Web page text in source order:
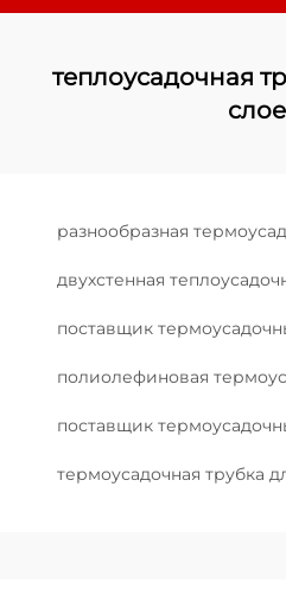
теплоусадочная
разнообразная
двухстенная
поставщик
полиолефиновая
поставщик
термоусадочная трубка